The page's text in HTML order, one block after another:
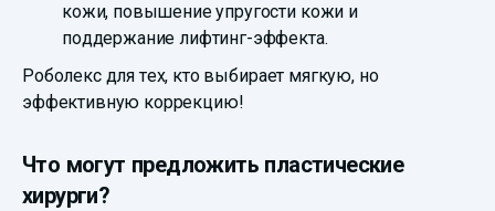
кожи, повышение упругости кожи и
поддержание лифтинг-эффекта.
Роболекс для тех, кто выбирает мягкую, но
эффективную коррекцию!
Что могут предложить пластические
хирурги?